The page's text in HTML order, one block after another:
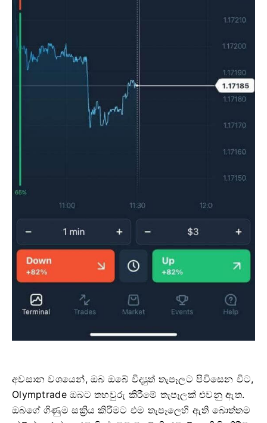
අවසාන වශයෙන්, ඔබ ඔබේ විද්‍යුත් තැපෑලට පිවිසෙන විට,
Olymptrade ඔබට තහවුරු කිරීමේ තැපෑලක් එවනු ඇත.
ඔබගේ ගිණුම සක්‍රිය කිරීමට එම තැපෑලෙහි ඇති බොත්තම